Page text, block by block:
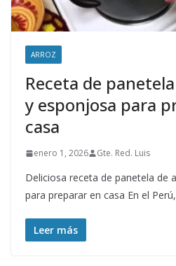
ARROZ
Receta de
y esponjosa para
casa
enero 1, 2026 Gte. Red. Luis
Deliciosa receta de panetela de
para preparar en casa En el
Leer más